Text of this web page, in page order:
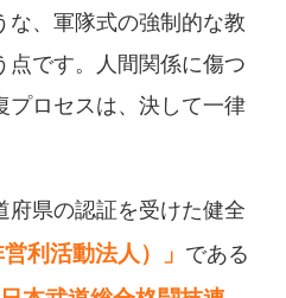
な、軍隊式の強制的な教
点です。人間関係に傷つ
プロセスは、決して一律
府県の認証を受けた健全
利活動法人）」 である